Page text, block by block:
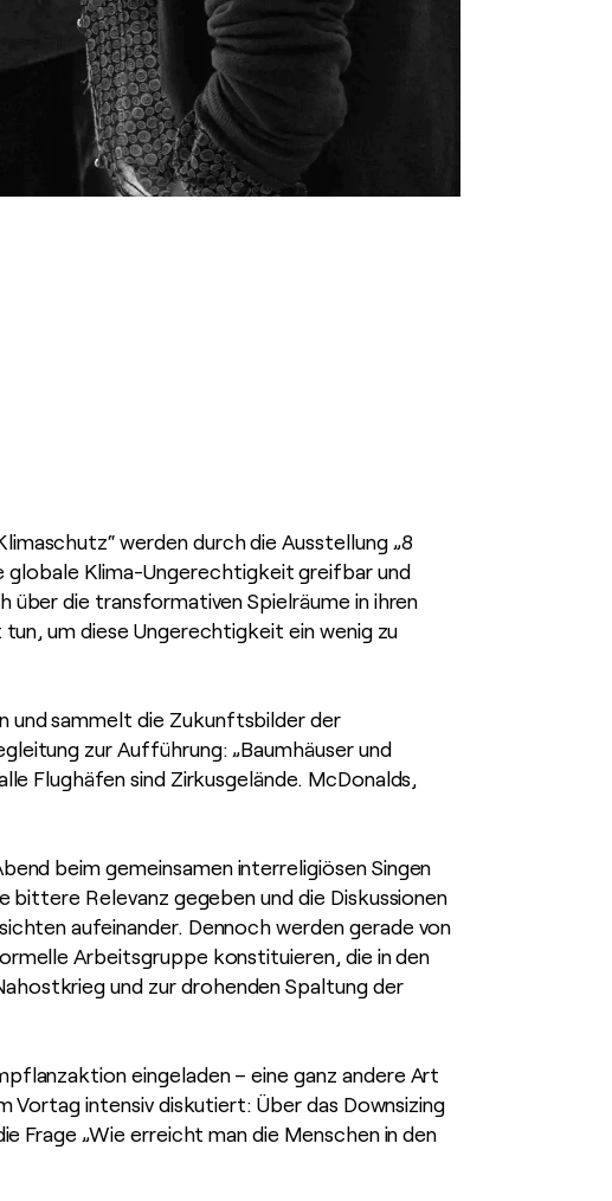
werden durch die Ausstellung „8
globale Klima-Ungerechtigkeit greifbar und
über die transformativen Spielräume in ihren
um diese Ungerechtigkeit ein wenig zu
und sammelt die Zukunftsbilder der
zur Aufführung: „Baumhäuser und
Flughäfen sind Zirkusgelände. McDonalds,
beim gemeinsamen interreligiösen Singen
Relevanz gegeben und die Diskussionen
aufeinander. Dennoch werden gerade von
Arbeitsgruppe konstituieren, die in den
und zur drohenden Spaltung der
eingeladen – eine ganz andere Art
intensiv diskutiert: Über das Downsizing
„Wie erreicht man die Menschen in den